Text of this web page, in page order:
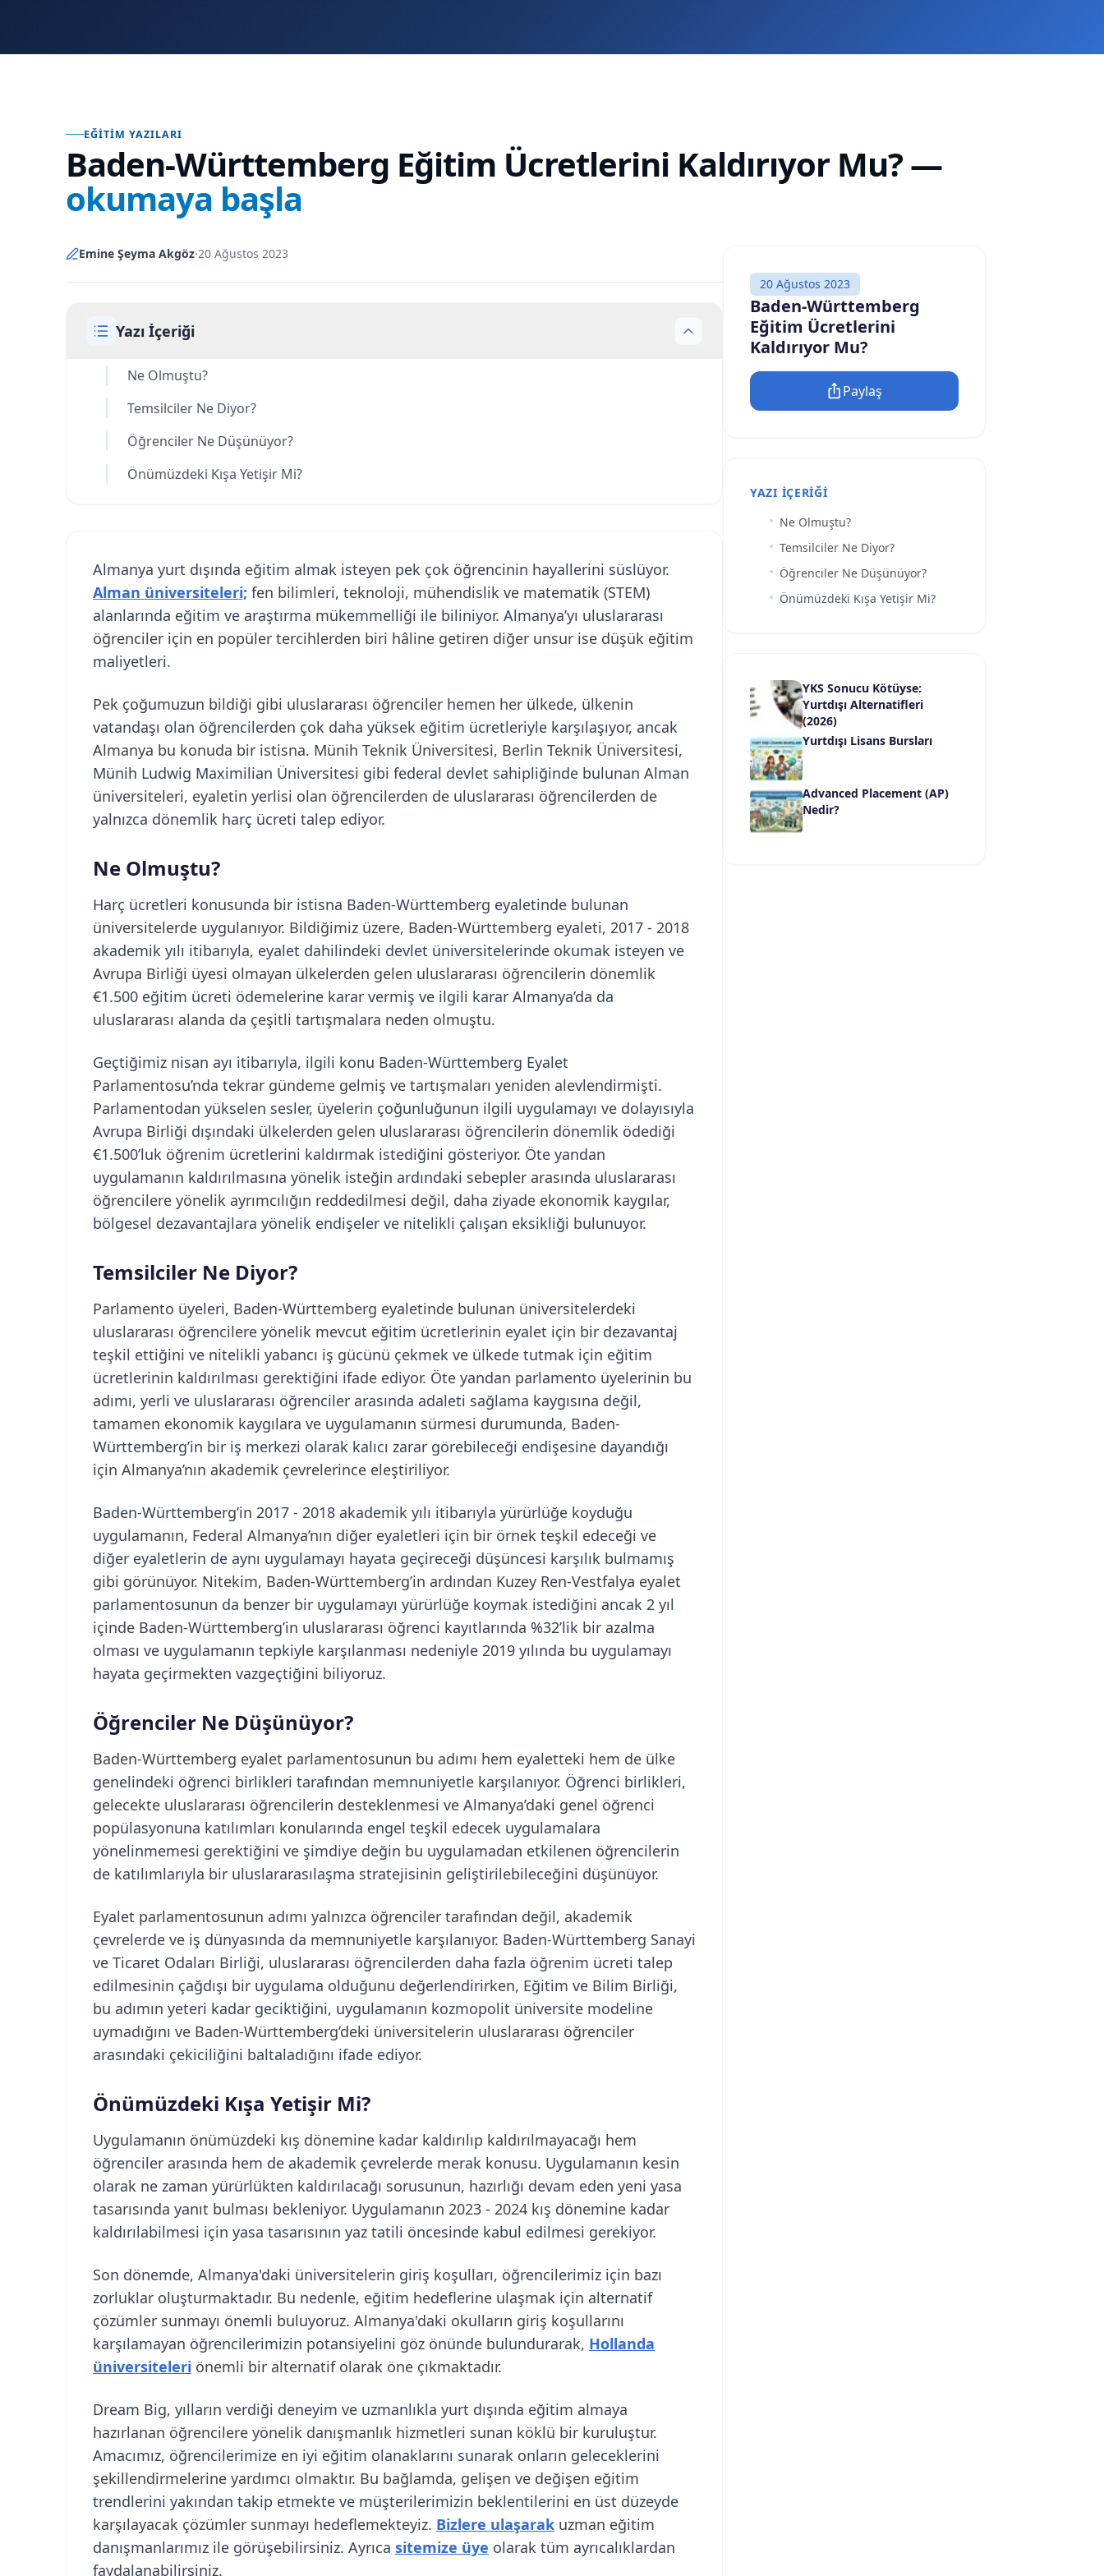
EĞITIM YAZILARI
Baden-Württemberg Eğitim Ücretlerini Kaldırıyor Mu?—
okumaya başla
Emine Şeyma Akgöz·20 Ağustos 2023
Yazı İçeriği
Ne Olmuştu?
Temsilciler Ne Diyor?
Öğrenciler Ne Düşünüyor?
Önümüzdeki Kışa Yetişir Mi?
Almanya yurt dışında eğitim almak isteyen pek çok öğrencinin hayallerini süslüyor.
Alman üniversiteleri; fen bilimleri, teknoloji, mühendislik ve matematik (STEM)
alanlarında eğitim ve araştırma mükemmelliği ile biliniyor. Almanya’yı uluslararası
öğrenciler için en popüler tercihlerden biri hâline getiren diğer unsur ise düşük eğitim
maliyetleri.
Pek çoğumuzun bildiği gibi uluslararası öğrenciler hemen her ülkede, ülkenin
vatandaşı olan öğrencilerden çok daha yüksek eğitim ücretleriyle karşılaşıyor, ancak
Almanya bu konuda bir istisna. Münih Teknik Üniversitesi, Berlin Teknik Üniversitesi,
Münih Ludwig Maximilian Üniversitesi gibi federal devlet sahipliğinde bulunan Alman
üniversiteleri, eyaletin yerlisi olan öğrencilerden de uluslararası öğrencilerden de
yalnızca dönemlik harç ücreti talep ediyor.
Ne Olmuştu?
Harç ücretleri konusunda bir istisna Baden-Württemberg eyaletinde bulunan
üniversitelerde uygulanıyor. Bildiğimiz üzere, Baden-Württemberg eyaleti, 2017 - 2018
akademik yılı itibarıyla, eyalet dahilindeki devlet üniversitelerinde okumak isteyen ve
Avrupa Birliği üyesi olmayan ülkelerden gelen uluslararası öğrencilerin dönemlik
€1.500 eğitim ücreti ödemelerine karar vermiş ve ilgili karar Almanya’da da
uluslararası alanda da çeşitli tartışmalara neden olmuştu.
Geçtiğimiz nisan ayı itibarıyla, ilgili konu Baden-Württemberg Eyalet
Parlamentosu’nda tekrar gündeme gelmiş ve tartışmaları yeniden alevlendirmişti.
Parlamentodan yükselen sesler, üyelerin çoğunluğunun ilgili uygulamayı ve dolayısıyla
Avrupa Birliği dışındaki ülkelerden gelen uluslararası öğrencilerin dönemlik ödediği
€1.500’luk öğrenim ücretlerini kaldırmak istediğini gösteriyor. Öte yandan
uygulamanın kaldırılmasına yönelik isteğin ardındaki sebepler arasında uluslararası
öğrencilere yönelik ayrımcılığın reddedilmesi değil, daha ziyade ekonomik kaygılar,
bölgesel dezavantajlara yönelik endişeler ve nitelikli çalışan eksikliği bulunuyor.
Temsilciler Ne Diyor?
Parlamento üyeleri, Baden-Württemberg eyaletinde bulunan üniversitelerdeki
uluslararası öğrencilere yönelik mevcut eğitim ücretlerinin eyalet için bir dezavantaj
teşkil ettiğini ve nitelikli yabancı iş gücünü çekmek ve ülkede tutmak için eğitim
ücretlerinin kaldırılması gerektiğini ifade ediyor. Öte yandan parlamento üyelerinin bu
adımı, yerli ve uluslararası öğrenciler arasında adaleti sağlama kaygısına değil,
tamamen ekonomik kaygılara ve uygulamanın sürmesi durumunda, Baden-
Württemberg’in bir iş merkezi olarak kalıcı zarar görebileceği endişesine dayandığı
için Almanya’nın akademik çevrelerince eleştiriliyor.
Baden-Württemberg’in 2017 - 2018 akademik yılı itibarıyla yürürlüğe koyduğu
uygulamanın, Federal Almanya’nın diğer eyaletleri için bir örnek teşkil edeceği ve
diğer eyaletlerin de aynı uygulamayı hayata geçireceği düşüncesi karşılık bulmamış
gibi görünüyor. Nitekim, Baden-Württemberg’in ardından Kuzey Ren-Vestfalya eyalet
parlamentosunun da benzer bir uygulamayı yürürlüğe koymak istediğini ancak 2 yıl
içinde Baden-Württemberg’in uluslararası öğrenci kayıtlarında %32’lik bir azalma
olması ve uygulamanın tepkiyle karşılanması nedeniyle 2019 yılında bu uygulamayı
hayata geçirmekten vazgeçtiğini biliyoruz.
Öğrenciler Ne Düşünüyor?
Baden-Württemberg eyalet parlamentosunun bu adımı hem eyaletteki hem de ülke
genelindeki öğrenci birlikleri tarafından memnuniyetle karşılanıyor. Öğrenci birlikleri,
gelecekte uluslararası öğrencilerin desteklenmesi ve Almanya’daki genel öğrenci
popülasyonuna katılımları konularında engel teşkil edecek uygulamalara
yönelinmemesi gerektiğini ve şimdiye değin bu uygulamadan etkilenen öğrencilerin
de katılımlarıyla bir uluslararasılaşma stratejisinin geliştirilebileceğini düşünüyor.
Eyalet parlamentosunun adımı yalnızca öğrenciler tarafından değil, akademik
çevrelerde ve iş dünyasında da memnuniyetle karşılanıyor. Baden-Württemberg Sanayi
ve Ticaret Odaları Birliği, uluslararası öğrencilerden daha fazla öğrenim ücreti talep
edilmesinin çağdışı bir uygulama olduğunu değerlendirirken, Eğitim ve Bilim Birliği,
bu adımın yeteri kadar geciktiğini, uygulamanın kozmopolit üniversite modeline
uymadığını ve Baden-Württemberg’deki üniversitelerin uluslararası öğrenciler
arasındaki çekiciliğini baltaladığını ifade ediyor.
Önümüzdeki Kışa Yetişir Mi?
Uygulamanın önümüzdeki kış dönemine kadar kaldırılıp kaldırılmayacağı hem
öğrenciler arasında hem de akademik çevrelerde merak konusu. Uygulamanın kesin
olarak ne zaman yürürlükten kaldırılacağı sorusunun, hazırlığı devam eden yeni yasa
tasarısında yanıt bulması bekleniyor. Uygulamanın 2023 - 2024 kış dönemine kadar
kaldırılabilmesi için yasa tasarısının yaz tatili öncesinde kabul edilmesi gerekiyor.
Son dönemde, Almanya'daki üniversitelerin giriş koşulları, öğrencilerimiz için bazı
zorluklar oluşturmaktadır. Bu nedenle, eğitim hedeflerine ulaşmak için alternatif
çözümler sunmayı önemli buluyoruz. Almanya'daki okulların giriş koşullarını
karşılamayan öğrencilerimizin potansiyelini göz önünde bulundurarak, Hollanda
üniversiteleri önemli bir alternatif olarak öne çıkmaktadır.
Dream Big, yılların verdiği deneyim ve uzmanlıkla yurt dışında eğitim almaya
hazırlanan öğrencilere yönelik danışmanlık hizmetleri sunan köklü bir kuruluştur.
Amacımız, öğrencilerimize en iyi eğitim olanaklarını sunarak onların geleceklerini
şekillendirmelerine yardımcı olmaktır. Bu bağlamda, gelişen ve değişen eğitim
trendlerini yakından takip etmekte ve müşterilerimizin beklentilerini en üst düzeyde
karşılayacak çözümler sunmayı hedeflemekteyiz. Bizlere ulaşarak uzman eğitim
danışmanlarımız ile görüşebilirsiniz. Ayrıca sitemize üye olarak tüm ayrıcalıklardan
faydalanabilirsiniz.
20 Ağustos 2023
Baden-Württemberg
Eğitim Ücretlerini
Kaldırıyor Mu?
Paylaş
YAZI İÇERIĞI
Ne Olmuştu?
Temsilciler Ne Diyor?
Öğrenciler Ne Düşünüyor?
Önümüzdeki Kışa Yetişir Mi?
YKS Sonucu Kötüyse:
Yurtdışı Alternatifleri
(2026)
Yurtdışı Lisans Bursları
Advanced Placement (AP)
Nedir?